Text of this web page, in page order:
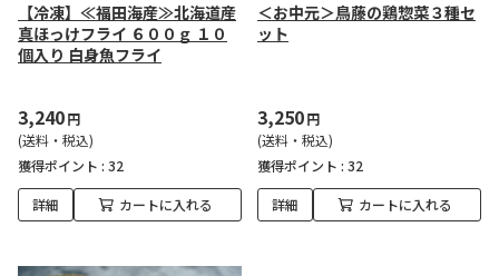
【冷凍】≪福田海産≫北海道産
真ほっけフライ ６００ｇ １０
個入り 白身魚フライ
3,240円
(送料・税込)
獲得ポイント : 32
詳細 カートに入れる
＜お中元＞鳥藤の鶏惣菜３種セ
ット
3,250円
(送料・税込)
獲得ポイント : 32
詳細 カートに入れる